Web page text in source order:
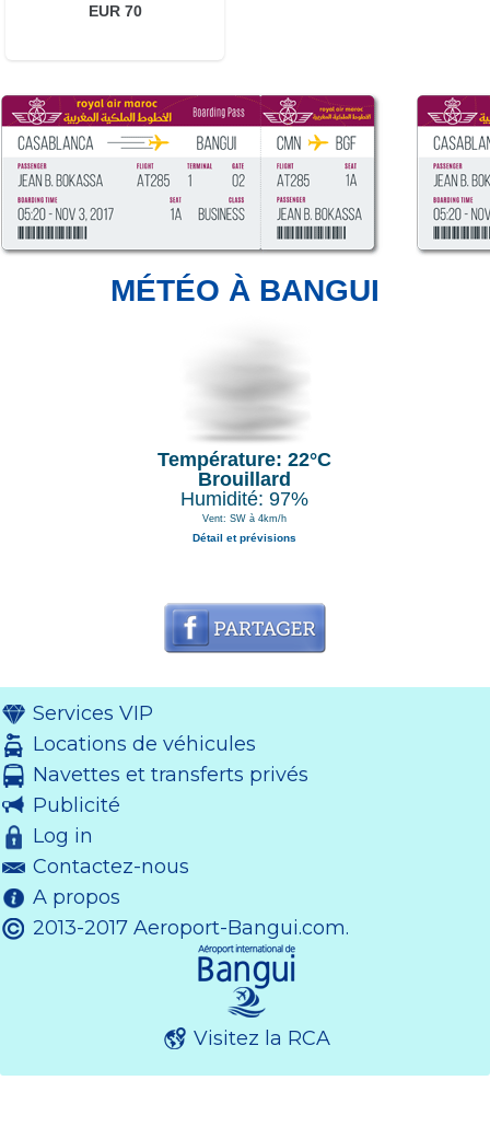
EUR 70
MÉTÉO À BANGUI
Température: 22°C
Brouillard
Humidité: 97%
Vent: SW à 4km/h
Détail et prévisions
Services VIP
Locations de véhicules
Navettes et transferts privés
Publicité
Log in
Contactez-nous
A propos
2013-2017 Aeroport-Bangui.com.
Visitez la RCA